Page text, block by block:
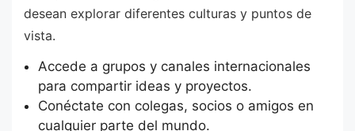
desean explorar diferentes culturas y puntos de
vista.
Accede a grupos y canales internacionales
para compartir ideas y proyectos.
Conéctate con colegas, socios o amigos en
cualquier parte del mundo.